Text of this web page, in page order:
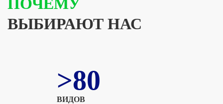
ВЫБИРАЮТ НАС
>80
ВИДОВ